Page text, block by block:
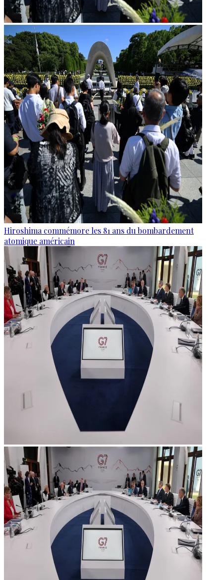
Hiroshima commémore les 81 ans du bombardement
atomique américain